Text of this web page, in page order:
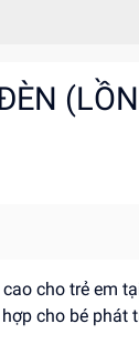
cho trẻ em
cho bé phát